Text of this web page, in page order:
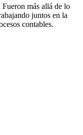
más allá de lo
juntos en la
contables.